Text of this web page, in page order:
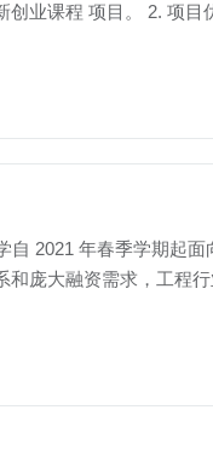
业课程 项目。 2. 项目
2021 年春季学期起
庞大融资需求，工程